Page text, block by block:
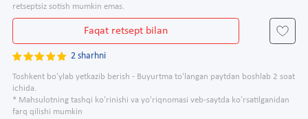
retseptsiz sotish mumkin emas.
Faqat retsept bilan
2 sharhni
Toshkent bo'ylab yetkazib berish - Buyurtma to'langan paytdan boshlab 2 soat
ichida.
* Mahsulotning tashqi ko'rinishi va yo'riqnomasi veb-saytda ko'rsatilganidan
farq qilishi mumkin